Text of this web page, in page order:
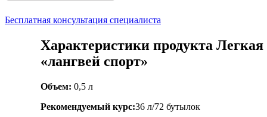
Бесплатная консультация специалиста
Характеристики продукта Легкая
«лангвей спорт»
Объем: 0,5 л
Рекомендуемый курс:36 л/72 бутылок